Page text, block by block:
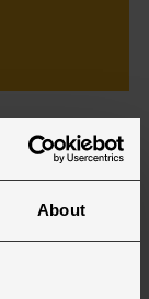
About